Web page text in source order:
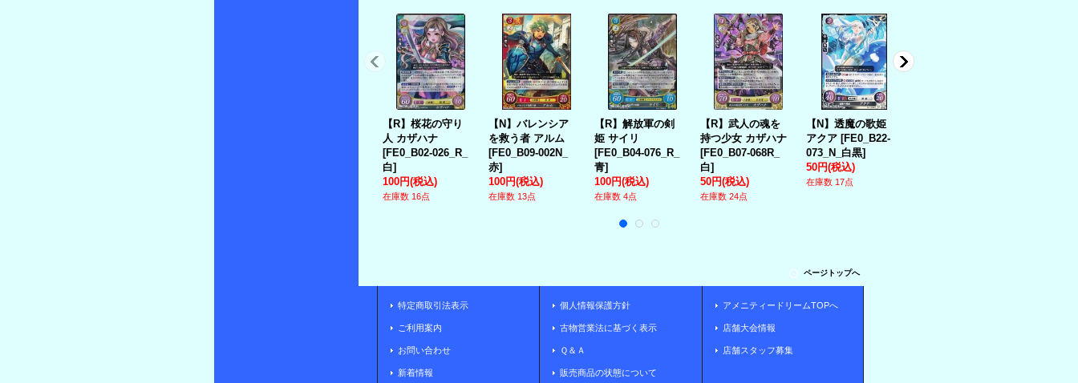
【R】桜花の守り
人 カザハナ
[FE0_B02-026_R_
白]
100円(税込)
在庫数 16点
【N】バレンシア
を救う者 アルム
[FE0_B09-002N_
赤]
100円(税込)
在庫数 13点
【R】解放軍の剣
姫 サイリ
[FE0_B04-076_R_
青]
100円(税込)
在庫数 4点
【R】武人の魂を
持つ少女 カザハナ
[FE0_B07-068R_
白]
50円(税込)
在庫数 24点
【N】透魔の歌姫
アクア [FE0_B22-
073_N_白黒]
50円(税込)
在庫数 17点
ページトップへ
特定商取引法表示
ご利用案内
お問い合わせ
新着情報
個人情報保護方針
古物営業法に基づく表示
Ｑ＆Ａ
販売商品の状態について
アメニティードリームTOPへ
店舗大会情報
店舗スタッフ募集